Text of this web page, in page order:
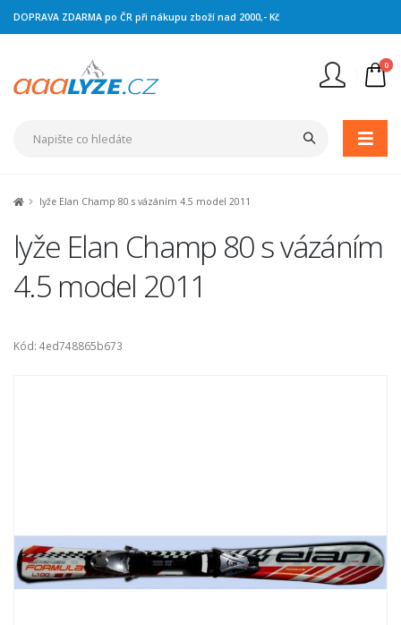
DOPRAVA ZDARMA po ČR při nákupu zboží nad 2000,- Kč
0
lyže Elan Champ 80 s vázáním 4.5 model 2011
lyže Elan Champ 80 s vázáním
4.5 model 2011
Kód: 4ed748865b673